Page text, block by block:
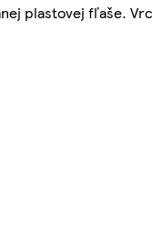
plastovej fľaše.